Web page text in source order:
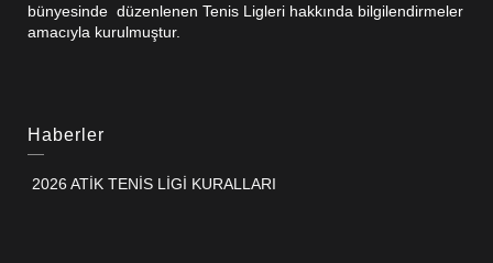
bünyesinde düzenlenen Tenis Ligleri hakkında bilgilendirmeler
amacıyla kurulmuştur.
Haberler
2026 ATİK TENİS LİGİ KURALLARI